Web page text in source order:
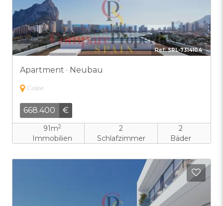
Ref:SRL-7314104
Apartment · Neubau
Calpe
668.400 €
91m2
Immobilien
2
Schlafzimmer
2
Bäder
Zu